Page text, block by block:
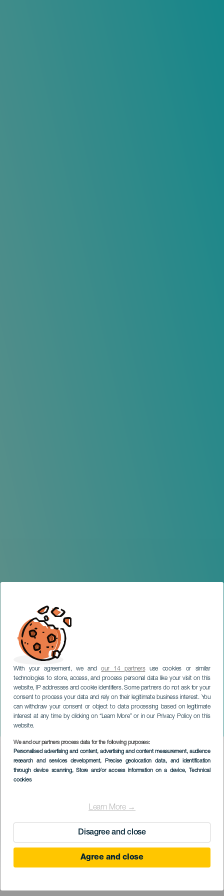
With your agreement, we andour 14 partnersuse cookies or similar
technologies to store, access, and process personal data like your visit on this
website, IP addresses and cookie identifiers. Some partners do not ask for your
consent to process your data and rely on their legitimate business interest. You
can withdraw your consent or object to data processing based on legitimate
interest at any time by clicking on “Learn More” or in our Privacy Policy on this
website.
We and our partners process data for the following purposes:
Personalised advertising and content, advertising and content measurement, audience
research and services development, Precise geolocation data, and identification
through device scanning, Store and/or access information on a device, Technical
cookies
Learn More →
Disagree and close
Agree and close
Mladá noc
TENERIFE
Imagen
Listado